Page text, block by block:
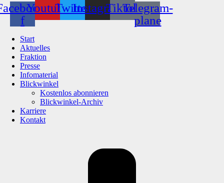
f
YoutubeTwitterInstagramTiktokTelegram-
plane
Start
Aktuelles
Fraktion
Presse
Infomaterial
Blickwinkel
Kostenlos abonnieren
Blickwinkel-Archiv
Karriere
Kontakt